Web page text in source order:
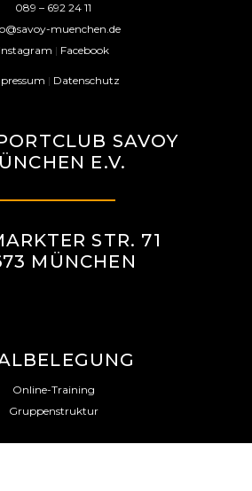
089 – 692 24 11
muenchen.de
Instagram | Facebook
| Datenschutz
SAVOY
E.V.
STR. 71
MÜNCHEN
Online-Training
Gruppenstruktur